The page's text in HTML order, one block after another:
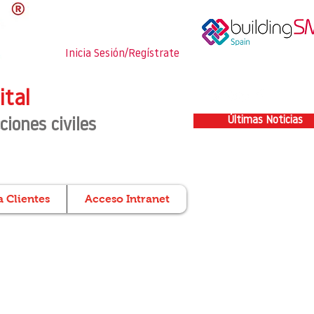
Inicia Sesión/Regístrate
civiles Últimas Noticias
Clientes Acceso Intranet